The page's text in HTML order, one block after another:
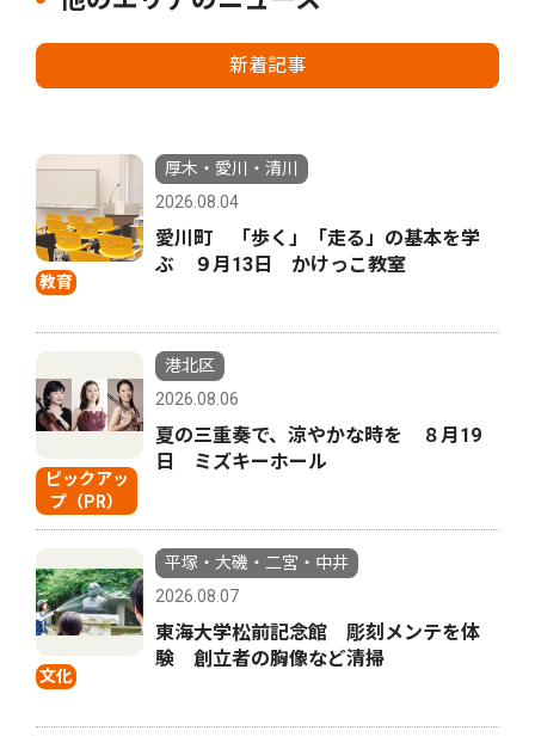
新着記事
教育
厚木・愛川・清川
2026.08.04
愛川町 「歩く」「走る」の基本を学
ぶ ９月13日 かけっこ教室
ピックアッ
プ（PR）
港北区
2026.08.06
夏の三重奏で、涼やかな時を ８月19
日 ミズキーホール
文化
平塚・大磯・二宮・中井
2026.08.07
東海大学松前記念館 彫刻メンテを体
験 創立者の胸像など清掃